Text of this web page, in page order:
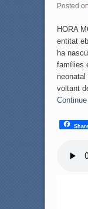
Posted on
HORA
entitat
ha
famílies
voltant